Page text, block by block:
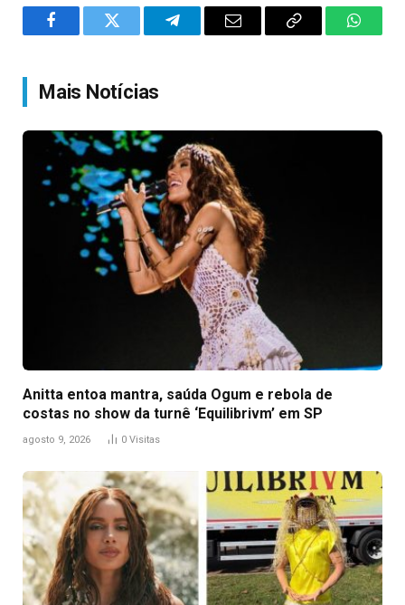
FacebookTwitter TelegramEmail
Copy
Mais Notícias
Anitta entoa mantra, saúda Ogum e rebola de
costas no show da turnê ‘Equilibrivm’ em SP
agosto 9, 2026 0 Visitas